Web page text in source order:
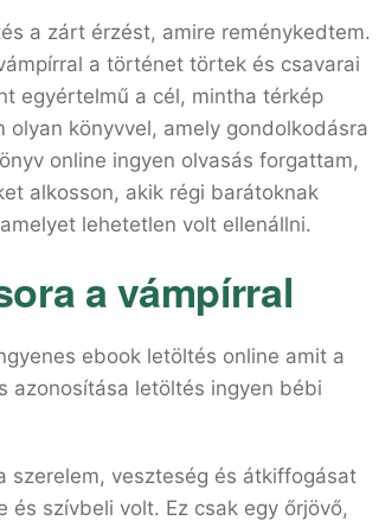
a zárt érzést, amire reménykedtem.
a történet törtek és csavarai
egyértelmű a cél, mintha térkép
könyvvel, amely gondolkodásra
online ingyen olvasás forgattam,
alkosson, akik régi barátoknak
lehetetlen volt ellenállni.
a vámpírral
ebook letöltés online amit a
azonosítása letöltés ingyen bébi
szerelem, veszteség és átkiffogásat
és szívbeli volt. Ez csak egy őrjövő,